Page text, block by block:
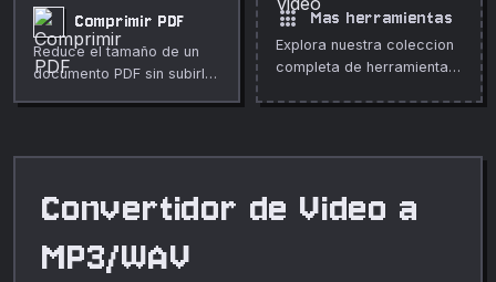
totalmente en tu
navegador.
Comprimir PDF
Reduce el tamaño de un
documento PDF sin subirlo
apps Mas herramientas
Explora nuestra coleccion
completa de herramientas
Convertidor de Video a
MP3/WAV